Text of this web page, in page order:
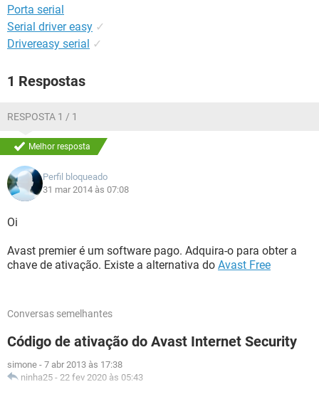
Porta serial
Serial driver easy ✓
Drivereasy serial ✓
1 Respostas
RESPOSTA 1 / 1
Melhor resposta
Perfil bloqueado
31 mar 2014 às 07:08
Oi
Avast premier é um software pago. Adquira-o para obter a
chave de ativação. Existe a alternativa do Avast Free
Conversas semelhantes
Código de ativação do Avast Internet Security
simone - 7 abr 2013 às 17:38
ninha25 - 22 fev 2020 às 05:43